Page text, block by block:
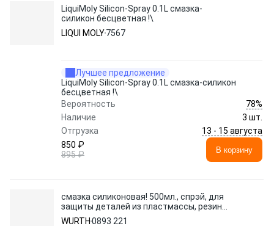
LiquiMoly Silicon-Spray 0.1L смазка-
силикон бесцветная !\
LIQUI MOLY7567
Лучшее предложение
LiquiMoly Silicon-Spray 0.1L смазка-силикон
бесцветная !\
Вероятность
78%
Наличие
3 шт.
Отгрузка
13 - 15 августа
850 ₽
895 ₽
В корзину
смазка силиконовая! 500мл., спрэй, для
защиты деталей из пластмассы, резины,
металла\
WURTH 0893 221